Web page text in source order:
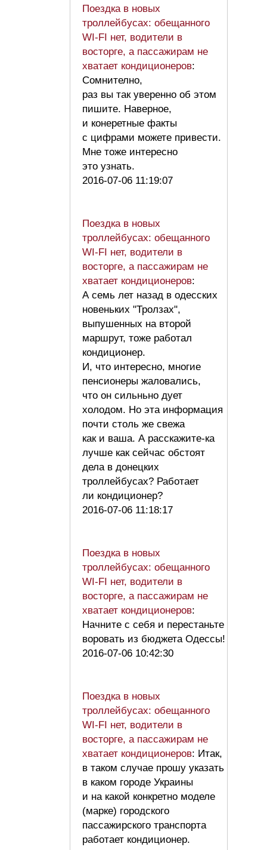
Поездка в новых
троллейбусах: обещанного
WI-FI нет, водители в
восторге, а пассажирам не
хватает кондиционеров:
Сомнително,
раз вы так уверенно об этом
пишите. Наверное,
и конеретные факты
с цифрами можете привести.
Мне тоже интересно
это узнать.
2016-07-06 11:19:07
Поездка в новых
троллейбусах: обещанного
WI-FI нет, водители в
восторге, а пассажирам не
хватает кондиционеров:
А семь лет назад в одесских
новеньких "Тролзах",
выпушенных на второй
маршрут, тоже работал
кондиционер.
И, что интересно, многие
пенсионеры жаловались,
что он сильньно дует
холодом. Но эта информация
почти столь же свежа
как и ваша. А расскажите-ка
лучше как сейчас обстоят
дела в донецких
троллейбусах? Работает
ли кондиционер?
2016-07-06 11:18:17
Поездка в новых
троллейбусах: обещанного
WI-FI нет, водители в
восторге, а пассажирам не
хватает кондиционеров:
Начните с себя и перестаньте
воровать из бюджета Одессы!
2016-07-06 10:42:30
Поездка в новых
троллейбусах: обещанного
WI-FI нет, водители в
восторге, а пассажирам не
хватает кондиционеров: Итак,
в таком случае прошу указать
в каком городе Украины
и на какой конкретно моделе
(марке) городского
пассажирского транспорта
работает кондиционер.